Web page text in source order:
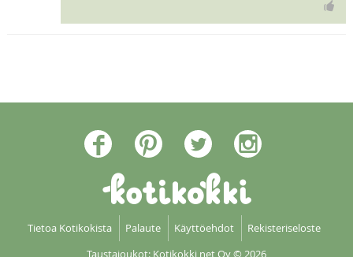
Tietoa Kotikokista Palaute Käyttöehdot
Rekisteriseloste
Taustajoukot: Kotikokki net Oy© 2026